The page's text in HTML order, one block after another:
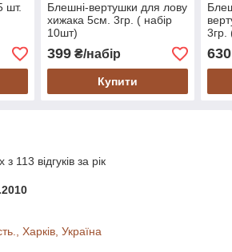
шт.
Блешні-вертушки для лову
хижака 5см. 3гр. ( набір
10шт)
399₴/набір
Купити
3гр.
630
113 відгуків за рік
Харків, Україна